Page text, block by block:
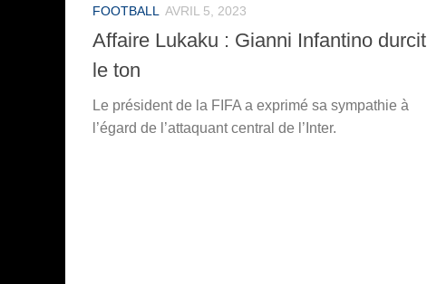
FOOTBALL AVRIL 5, 2023
Affaire Lukaku : Gianni Infantino durcit
le ton
Le président de la FIFA a exprimé sa sympathie à
l’égard de l’attaquant central de l’Inter.